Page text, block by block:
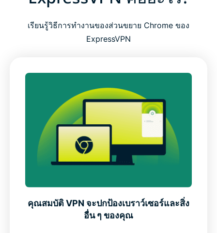
การใช้ส่วนขยาย VPN Chrome vs. แอป VPN ตัวเต็ม
ทำไมต้องใช้ส่วนขยาย Chrome ของ ExpressVPN?
คุณสมบัติส่วนขยาย VPN Chrome ขั้นสูง
วิธีการตั้งค่าส่วนขยาย VPN Chrome
ดาวน์โหลด ExpressVPN บนทุกอุปกรณ์ของคุณ
ผ่านการตรวจสอบอย่างเป็นอิสระด้านความปลอดภัยและ
ความเป็นส่วนตัว
เรียนรู้วิธีการทำงานของส่วนขยาย Chrome ของ
ExpressVPN
คุณสมบัติ VPN จะปกป้องเบราว์เซอร์และสิ่ง
อื่น ๆ ของคุณ